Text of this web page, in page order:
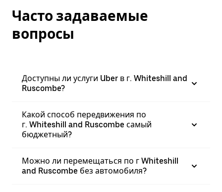
Часто задаваемые
вопросы
Доступны ли услуги Uber в г. Whiteshill and
Ruscombe?
Какой способ передвижения по
г. Whiteshill and Ruscombe самый
бюджетный?
Можно ли перемещаться по г Whiteshill
and Ruscombe без автомобиля?